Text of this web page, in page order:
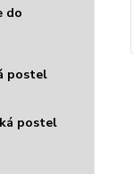
do
postel
postel